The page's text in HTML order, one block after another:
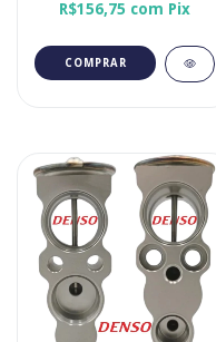
R$156,75 com Pix